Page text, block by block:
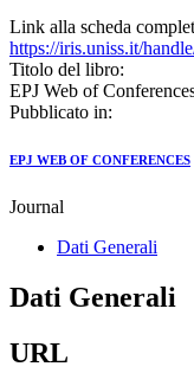
Link alla scheda
https://iris.uniss.it/
Titolo del libro:
EPJ Web of
Pubblicato in:
EPJ WEB OF CONFERENCES
Journal
Dati Generali
Dati Generali
URL